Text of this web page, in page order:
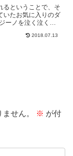
るということで、そ
いたお気に入りのダ
ーノを泣く泣く手
の話。（車を【フリ
2018.07.13
せん。 ※ が付